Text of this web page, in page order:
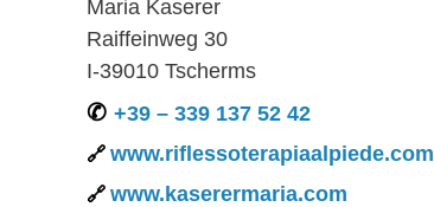
Maria Kaserer
Raiffeinweg 30
I-39010 Tscherms
+39 – 339 137 52 42
www.riflessoterapiaalpiede.com
www.kaserermaria.com